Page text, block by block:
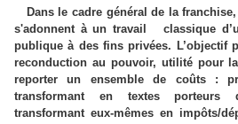
Dans le cadre général de la
s'adonnent à un travail classique
publique à des fins privées. L’objectif
reconduction au pouvoir, utilité pour
reporter un ensemble de coûts :
transformant en textes porteurs
transformant eux-mêmes en impôts/